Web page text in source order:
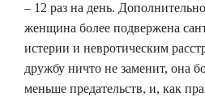
– 12 раз на день.
женщина более подвержена
истерии и невротическим
дружбу ничто не заменит, она
меньше предательств, и, как